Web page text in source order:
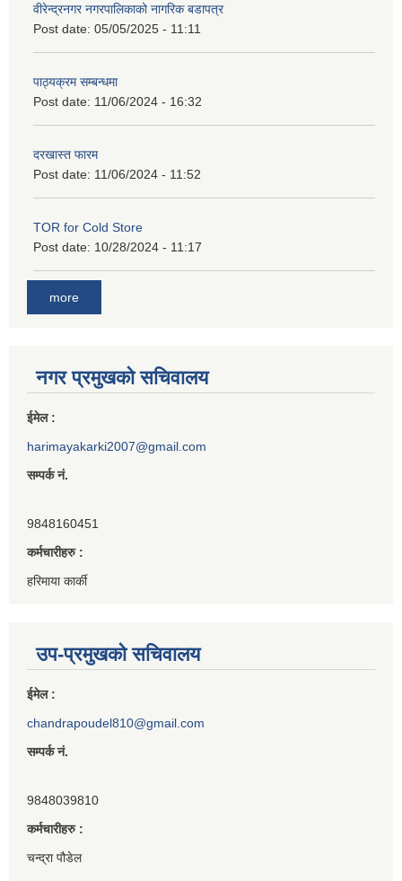
वीरेन्द्रनगर नगरपालिकाको नागरिक बडापत्र
Post date: 05/05/2025 - 11:11
पाठ्यक्रम सम्बन्धमा
Post date: 11/06/2024 - 16:32
दरखास्त फारम
Post date: 11/06/2024 - 11:52
TOR for Cold Store
Post date: 10/28/2024 - 11:17
more
नगर प्रमुखको सचिवालय
ईमेल :
harimayakarki2007@gmail.com
सम्पर्क नं.
9848160451
कर्मचारीहरु :
हरिमाया कार्की
उप-प्रमुखको सचिवालय
ईमेल :
chandrapoudel810@gmail.com
सम्पर्क नं.
9848039810
कर्मचारीहरु :
चन्द्रा पौडेल